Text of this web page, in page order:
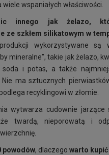
wspaniałych właściwości.
innego jak żelazo,
ze szkłem silikatowym w
wykorzystywane są
mineralne", takie jak żelazo,
soda i potas, a także
ma sztucznych
recyklingowi w złomie.
wytwarza cudownie jarzące
twardą, nieporowatą i
powodów, dlaczego warto kupić